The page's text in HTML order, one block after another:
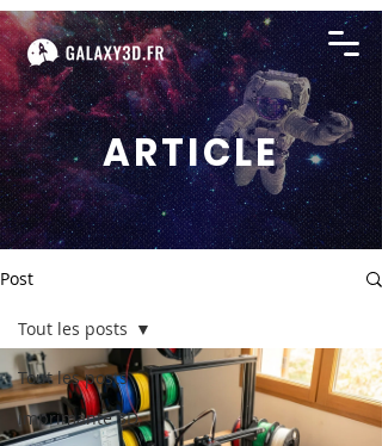
ARTICLE
Post
Tout les posts
imprimante 3D,
Tout les posts